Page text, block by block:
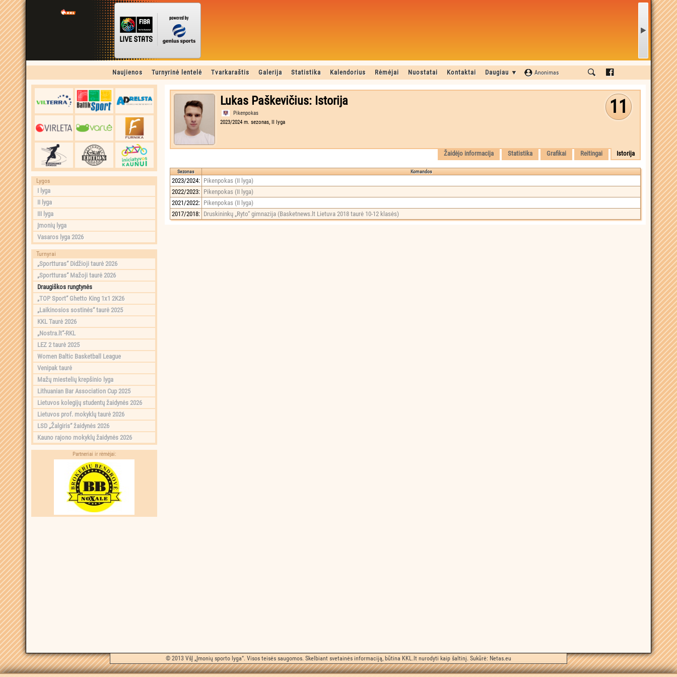
Naujienos Turnyrinė lentelė Tvarkaraštis Galerija Statistika Kalendorius Rėmėjai Nuostatai Kontaktai Daugiau ▼ Anonimas
Lygos
I lyga
II lyga
III lyga
Įmonių lyga
Vasaros lyga 2026
Turnyrai
„Sportturas“ Didžioji taurė 2026
„Sportturas“ Mažoji taurė 2026
Draugiškos rungtynės
„TOP Sport“ Ghetto King 1x1 2K26
„Laikinosios sostinės“ taurė 2025
KKL Taurė 2026
„Nostra.lt“-RKL
LEZ 2 taurė 2025
Women Baltic Basketball League
Venipak taurė
Mažų miestelių krepšinio lyga
Lithuanian Bar Association Cup 2025
Lietuvos kolegijų studentų žaidynės 2026
Lietuvos prof. mokyklų taurė 2026
LSD „Žalgiris“ žaidynės 2026
Kauno rajono mokyklų žaidynės 2026
Partneriai ir rėmėjai:
11
Lukas Paškevičius: Istorija
Pikenpokas
2023/2024 m. sezonas, II lyga
Žaidėjo informacija Statistika Grafikai Reitingai Istorija
Sezonas Komandos
2023/2024: Pikenpokas (II lyga)
2022/2023: Pikenpokas (II lyga)
2021/2022: Pikenpokas (II lyga)
2017/2018: Druskininkų „Ryto“ gimnazija (Basketnews.lt Lietuva 2018 taurė 10-12 klasės)
© 2013 VšĮ „Įmonių sporto lyga“. Visos teisės saugomos. Skelbiant svetainės informaciją, būtina KKL.lt nurodyti kaip šaltinį. Sukūrė: Netas.eu